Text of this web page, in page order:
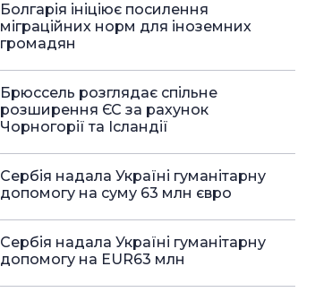
Болгарія ініціює посилення
міграційних норм для іноземних
громадян
Брюссель розглядає спільне
розширення ЄС за рахунок
Чорногорії та Ісландії
Сербія надала Україні гуманітарну
допомогу на суму 63 млн євро
Сербія надала Україні гуманітарну
допомогу на EUR63 млн